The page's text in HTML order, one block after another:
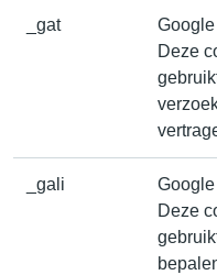
_gat
Deze
_gali
Deze